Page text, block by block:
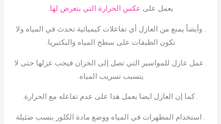
يعمل على عكس الحرارة التي يتعرض لها.
. وأيضاً يمنع من العازل أي تفاعلات كيميائية تحدث في المياه ولا
تكون الطبقات على سطح المياه والبكتيريا.
. عمل عازل للمواسير التي تصل إلى الخزان فيجب عزلها حتى لا
يتسبب تسريب المياه.
. كما إن العازل ايضا يعمل هذا على عدم تفاعله مع الحرارة.
. استخدام المطهرات في المياه ووضع مادة الكلور بنسب ضئيلة